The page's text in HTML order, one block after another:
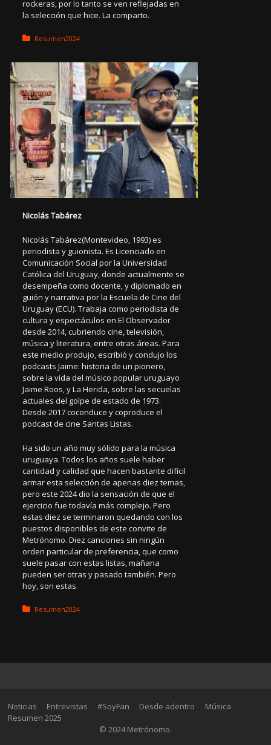
rockeras, por lo tanto se ven reflejadas en
la selección que hice. La comparto.
Posted in:
Resumen2024
Nicolás Tabárez
Nicolás Tabárez(Montevideo, 1993) es
periodista y guionista. Es Licenciado en
Comunicación Social por la Universidad
Católica del Uruguay, donde actualmente se
desempeña como docente, y diplomado en
guión y narrativa por la Escuela de Cine del
Uruguay (ECU). Trabaja como periodista de
cultura y espectáculos en El Observador
desde 2014, cubriendo cine, televisión,
música y literatura, entre otras áreas. Para
este medio produjo, escribió y condujo los
podcasts Jaime: historia de un pionero,
sobre la vida del músico popular uruguayo
Jaime Roos, y La Herida, sobre las secuelas
actuales del golpe de estado de 1973.
Desde 2017 coconduce y coproduce el
podcast de cine Santas Listas.
Ha sido un año muy sólido para la música
uruguaya. Todos los años suele haber
cantidad y calidad que hacen bastante difícil
armar esta selección de apenas diez temas,
pero este 2024 dio la sensación de que el
ejercicio fue todavía más complejo. Pero
estas diez se terminaron quedando con los
puestos disponibles de este convite de
Metrónomo. Diez canciones sin ningún
orden particular de preferencia, que como
suele pasar con estas listas, mañana
pueden ser otras y pasado también. Pero
hoy, son estas.
Posted in:
Resumen2024
Noticias Entrevistas #SoyFan Desde adentro
Música
Resumen 2025
© 2024 Metrónomo.